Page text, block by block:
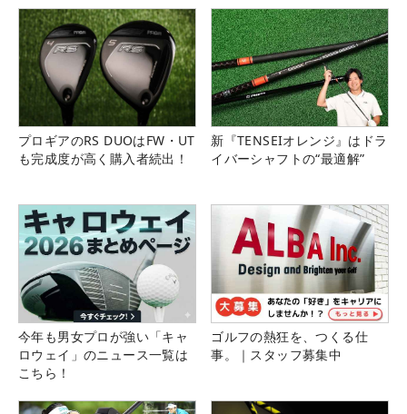
プロギアのRS DUOはFW・UT
も完成度が高く購入者続出！
新『TENSEIオレンジ』はドラ
イバーシャフトの“最適解”
今年も男女プロが強い「キャ
ロウェイ」のニュース一覧は
こちら！
ゴルフの熱狂を、つくる仕
事。｜スタッフ募集中